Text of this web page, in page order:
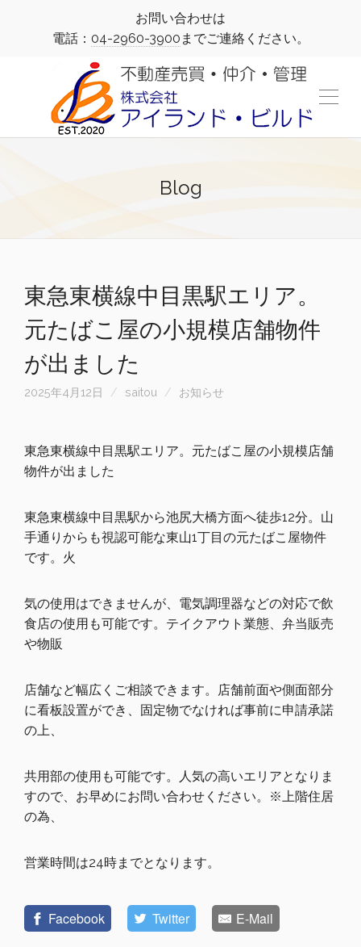
お問い合わせは
電話： 04-2960-3900 までご連絡ください。
Blog
東急東横線中目黒駅エリア。
元たばこ屋の小規模店舗物件
が出ました
2025年4月12日 saitou お知らせ
東急東横線中目黒駅エリア。 元たばこ屋の小規模店舗
物件が出ました
東急東横線中目黒駅から池尻大橋方面へ徒歩12分。山
手通りからも視認可能な東山1丁目の元たばこ屋物件
です。火
気の使用はできませんが、電気調理器などの対応で飲
食店の使用も可能です。テイクアウト業態、弁当販売
や物販
店舗など幅広くご相談できます。店舗前面や側面部分
に看板設置ができ、固定物でなければ事前に申請承諾
の上、
共用部の使用も可能です。人気の高いエリアとなりま
すので、お早めにお問い合わせください。※上階住居
の為、
営業時間は24時までとなります。
Facebook Twitter E-Mail